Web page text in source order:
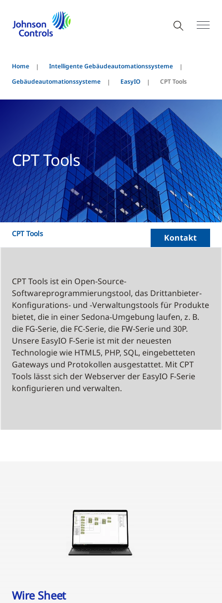
Home
Intelligente Gebäudeautomationssysteme
Gebäudeautomationssysteme
EasyIO CPT Tools
CPT Tools
CPT Tools Kontakt
CPT Tools ist ein Open-Source-
Softwareprogrammierungstool, das Drittanbieter-
Konfigurations- und -Verwaltungstools für Produkte
bietet, die in einer Sedona-Umgebung laufen, z. B.
die FG-Serie, die FC-Serie, die FW-Serie und 30P.
Unsere EasyIO F-Serie ist mit der neuesten
Technologie wie HTML5, PHP, SQL, eingebetteten
Gateways und Protokollen ausgestattet. Mit CPT
Tools lässt sich der Webserver der EasyIO F-Serie
konfigurieren und verwalten.
Wire Sheet